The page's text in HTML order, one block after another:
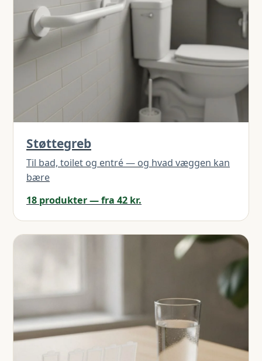
Støttegreb
Til bad, toilet og entré — og hvad væggen kan
bære
18 produkter — fra 42 kr.